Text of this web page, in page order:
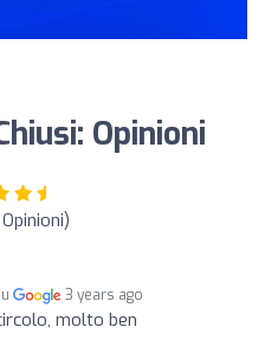
Opinioni
3 years ago
molto ben